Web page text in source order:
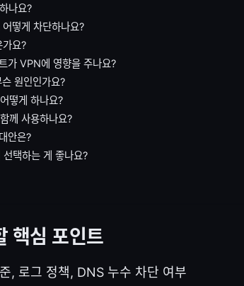
나요?
떻게 차단하나요?
요?
VPN에 영향을 주나요?
원인인가요?
떻게 하나요?
께 사용하나요?
안은?
택하는 게 좋나요?
핵심 포인트
, 로그 정책, DNS 누수 차단 여부